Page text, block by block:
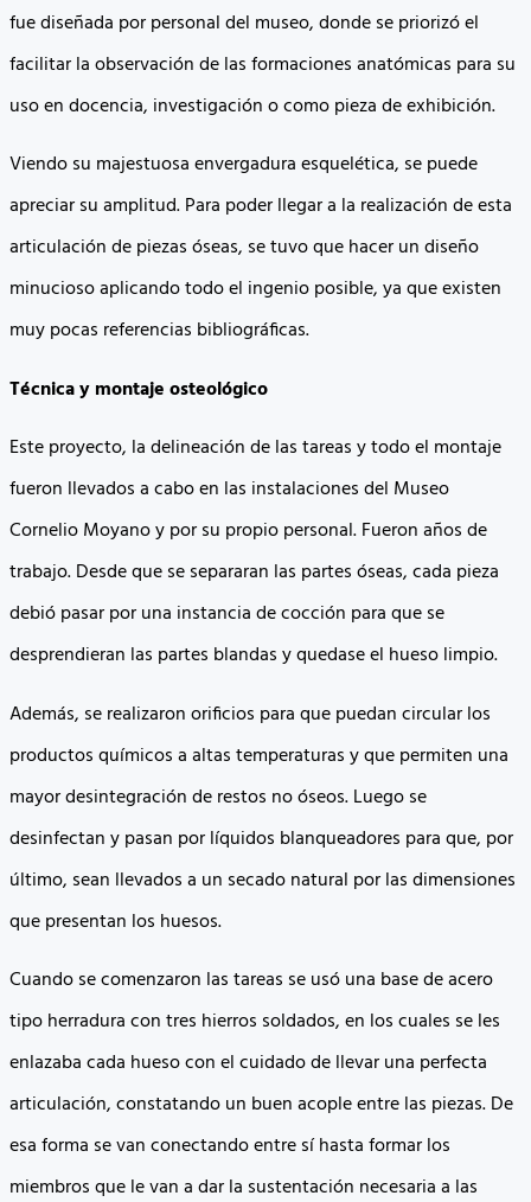
fue diseñada por personal del museo, donde se priorizó el
facilitar la observación de las formaciones anatómicas para su
uso en docencia, investigación o como pieza de exhibición.
Viendo su majestuosa envergadura esquelética, se puede
apreciar su amplitud. Para poder llegar a la realización de esta
articulación de piezas óseas, se tuvo que hacer un diseño
minucioso aplicando todo el ingenio posible, ya que existen
muy pocas referencias bibliográficas.
Técnica y montaje osteológico
Este proyecto, la delineación de las tareas y todo el montaje
fueron llevados a cabo en las instalaciones del Museo
Cornelio Moyano y por su propio personal. Fueron años de
trabajo. Desde que se separaran las partes óseas, cada pieza
debió pasar por una instancia de cocción para que se
desprendieran las partes blandas y quedase el hueso limpio.
Además, se realizaron orificios para que puedan circular los
productos químicos a altas temperaturas y que permiten una
mayor desintegración de restos no óseos. Luego se
desinfectan y pasan por líquidos blanqueadores para que, por
último, sean llevados a un secado natural por las dimensiones
que presentan los huesos.
Cuando se comenzaron las tareas se usó una base de acero
tipo herradura con tres hierros soldados, en los cuales se les
enlazaba cada hueso con el cuidado de llevar una perfecta
articulación, constatando un buen acople entre las piezas. De
esa forma se van conectando entre sí hasta formar los
miembros que le van a dar la sustentación necesaria a las